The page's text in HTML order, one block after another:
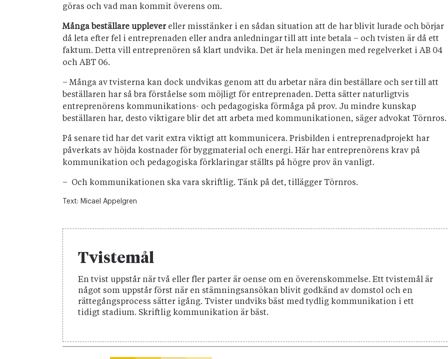
göras och vad man kommit överens om.
Många beställare upplever eller misstänker i en sådan situation att de har blivit lurade och börjar
då leta efter fel i entreprenaden eller andra anledningar till att inte betala – och tvisten är då ett
faktum. Detta vill entreprenören så klart undvika. Det är hela meningen med regelverket i AB 04
och ABT 06.
– Många av tvisterna kan dock undvikas genom att du arbetar nära din beställare och ser till att
beställaren har så bra förståelse som möjligt för entreprenaden. Detta sätter naturligtvis
entreprenörens kommunikations- och pedagogiska förmåga på prov. Ju mindre kunskap
beställaren har, desto viktigare blir det att arbeta med kommunikationen, säger advokat Törnros.
På senare tid har det varit extra viktigt att kommunicera. Prisbilden i entreprenadprojekt har
påverkats av höjda kostnader för byggmaterial och energi. Här har entreprenörens krav på
kommunikation och pedagogiska förklaringar ställts på högre prov än vanligt.
– Och kommunikationen ska vara skriftlig. Tänk på det, tillägger Törnros.
Text: Micael Appelgren
Tvistemål
En tvist uppstår när två eller fler parter är oense om en överenskommelse. Ett tvistemål är
något som uppstår först när en stämningsansökan blivit godkänd av domstol och en
rättegångsprocess sätter igång. Tvister undviks bäst med tydlig kommunikation i ett
tidigt stadium. Skriftlig kommunikation är bäst.